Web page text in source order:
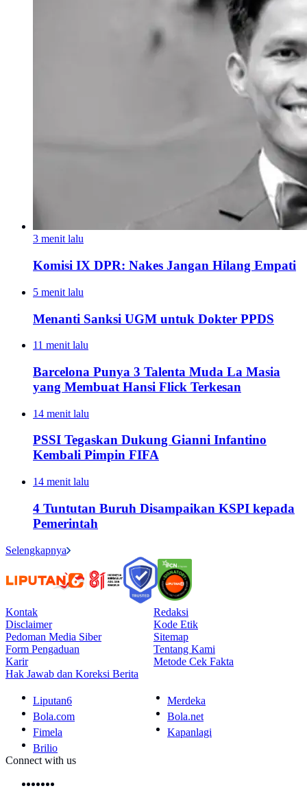
3 menit lalu
Komisi IX DPR: Nakes Jangan Hilang Empati
5 menit lalu
Menanti Sanksi UGM untuk Dokter PPDS
11 menit lalu
Barcelona Punya 3 Talenta Muda La Masia
yang Membuat Hansi Flick Terkesan
14 menit lalu
PSSI Tegaskan Dukung Gianni Infantino
Kembali Pimpin FIFA
14 menit lalu
4 Tuntutan Buruh Disampaikan KSPI kepada
Pemerintah
Selengkapnya
Kontak
Redaksi
Disclaimer
Kode Etik
Pedoman Media Siber
Sitemap
Form Pengaduan
Tentang Kami
Karir
Metode Cek Fakta
Hak Jawab dan Koreksi Berita
Liputan6
Merdeka
Bola.com
Bola.net
Fimela
Kapanlagi
Brilio
Connect with us